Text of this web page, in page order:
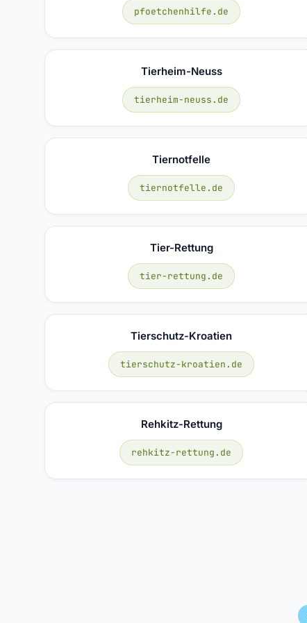
pfoetchenhilfe.de
Tierheim-Neuss
tierheim-neuss.de
Tiernotfelle
tiernotfelle.de
Tier-Rettung
tier-rettung.de
Tierschutz-Kroatien
tierschutz-kroatien.de
Rehkitz-Rettung
rehkitz-rettung.de